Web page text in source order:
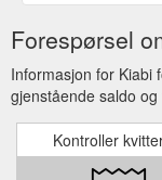
Forespørsel
Informasjon for Kiabi
gjenstående saldo
Kontroller